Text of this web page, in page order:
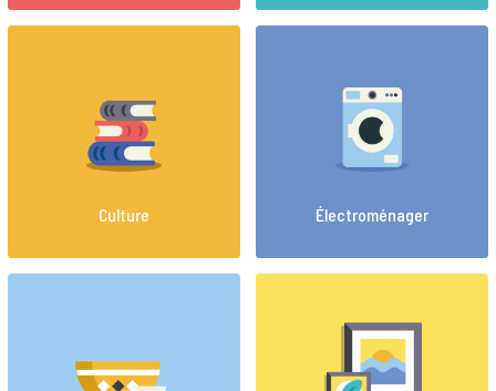
Culture Électroménager